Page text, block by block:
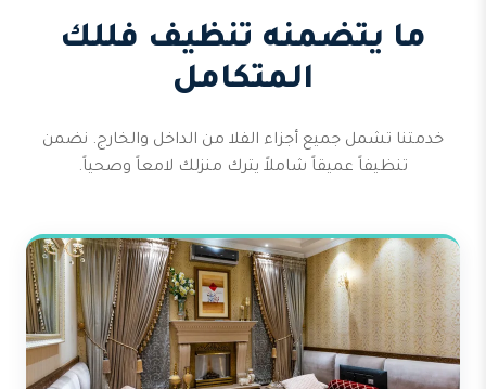
ما يتضمنه تنظيف فللك
المتكامل
خدمتنا تشمل جميع أجزاء الفلا من الداخل والخارج. نضمن
تنظيفاً عميقاً شاملاً يترك منزلك لامعاً وصحياً.